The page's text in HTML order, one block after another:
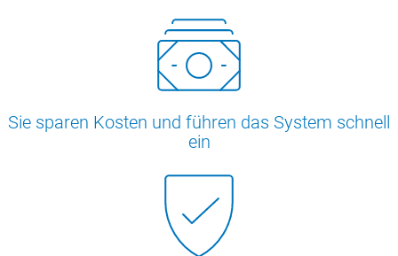
Sie sparen Kosten und führen das System schnell
ein